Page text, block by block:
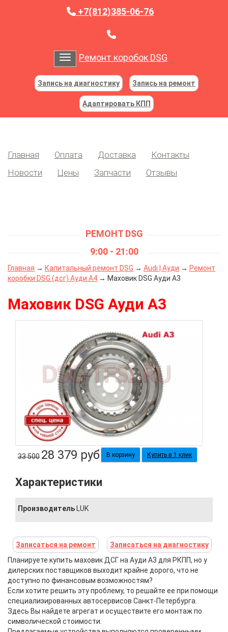
+7(812)385-06-76
Toggle navigation
Ремонт коробок DSG
Запись на диагностику Запись на ремонт
Адаптировать КПП
Главная Оплата Доставка
Контакты
Новости
Цены Запчасти Отзывы
РЕМОНТ DSG
9:00 - 21:00
Главная → Капитальный ремонт DSG → Audi | Ауди → Ремонт
коробки DSG (дсг) Ауди А4 → Маховик DSG Ауди А3
Маховик DSG Ауди А3
33 500 28 379 руб Купить в 1 клик
Характеристики
Производитель LUK
Записаться на ремонт
Записаться на диагностику
Планируете купить маховик ДСГ на Ауди А3 для РКПП, но у
дилерских поставщиков выходит крайне дорого, что не
доступно по финансовым возможностям?
Если хотите решить эту проблему, то решайте ее при помощи
специализированных автосервисов Санкт-Петербурга.
Здесь Вы найдете агрегат и осуществите его монтаж по
символической стоимости.